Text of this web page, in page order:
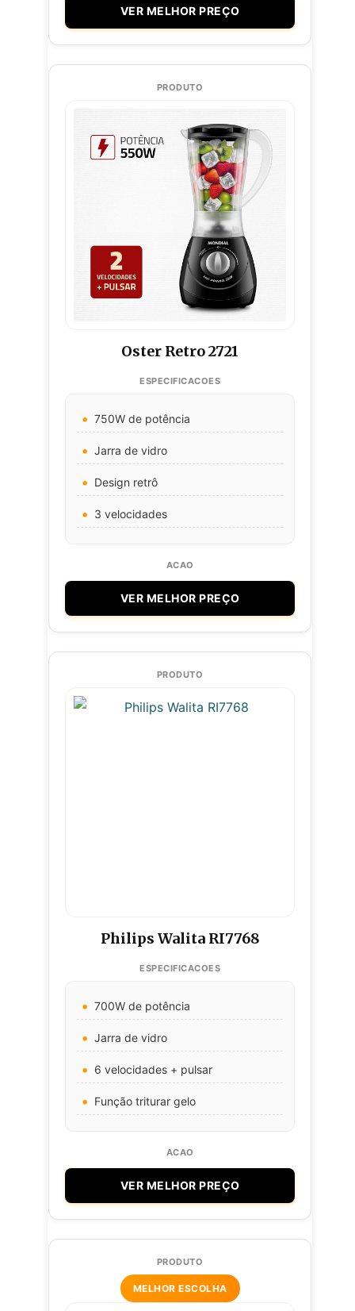
VER MELHOR PREÇO
Oster Retro 2721
750W de potência
Jarra de vidro
Design retrô
3 velocidades
VER MELHOR PREÇO
Philips Walita RI7768
700W de potência
Jarra de vidro
6 velocidades + pulsar
Função triturar gelo
VER MELHOR PREÇO
MELHOR ESCOLHA